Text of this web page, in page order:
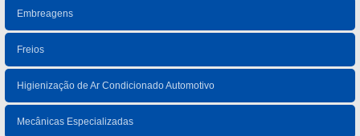
Embreagens
Freios
Higienização de Ar Condicionado Automotivo
Mecânicas Especializadas